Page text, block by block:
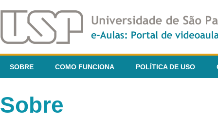
SOBRE COMO FUNCIONA POLÍTICA DE USO
Sobre